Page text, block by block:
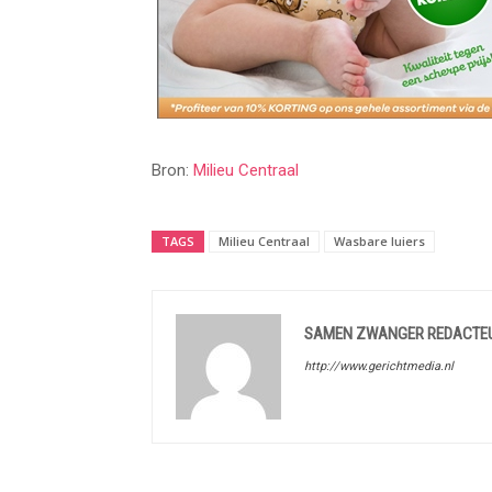
Bron: Milieu Centraal
TAGS Milieu Centraal Wasbare luiers
SAMEN ZWANGER
http://www.gerichtmedia.nl